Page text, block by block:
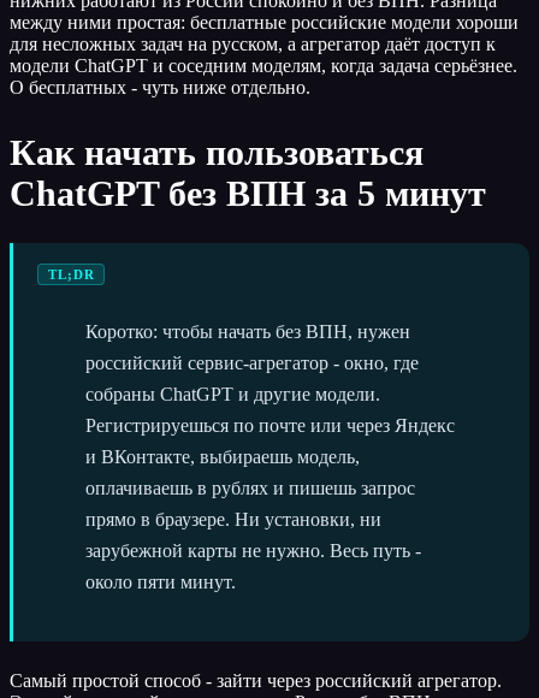
между ними простая: бесплатные российские модели хороши
для несложных задач на русском, а агрегатор даёт доступ к
модели ChatGPT и соседним моделям, когда задача серьёзнее.
О бесплатных - чуть ниже отдельно.
Как начать пользоваться
ChatGPT без ВПН за 5 минут
TL;DR
Коротко: чтобы начать без ВПН, нужен
российский сервис-агрегатор - окно, где
собраны ChatGPT и другие модели.
Регистрируешься по почте или через Яндекс
и ВКонтакте, выбираешь модель,
оплачиваешь в рублях и пишешь запрос
прямо в браузере. Ни установки, ни
зарубежной карты не нужно. Весь путь -
около пяти минут.
Самый простой способ - зайти через российский агрегатор.